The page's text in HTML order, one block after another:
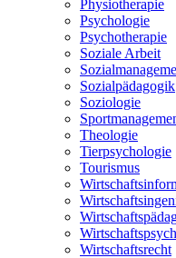
Physiotherapie
Psychologie
Psychotherapie
Soziale Arbeit
Sozialpädagogik
Soziologie
Theologie
Tierpsychologie
Tourismus
Wirtschaftsrecht